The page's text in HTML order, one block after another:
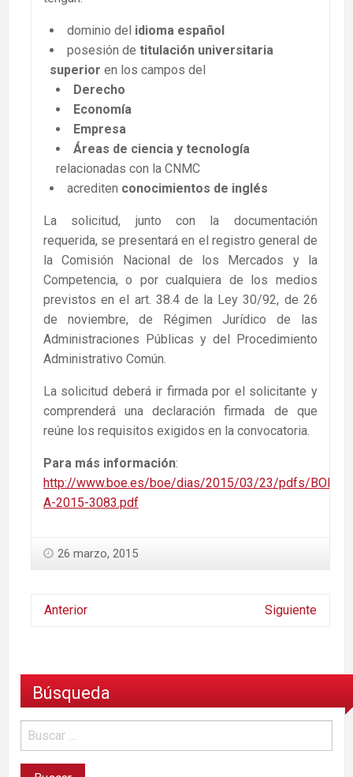
dominio del idioma español
posesión de titulación universitaria
superior en los campos del
Derecho
Economía
Empresa
Áreas de ciencia y tecnología
relacionadas con la CNMC
acrediten conocimientos de inglés
La solicitud, junto con la documentación
requerida, se presentará en el registro general de
la Comisión Nacional de los Mercados y la
Competencia, o por cualquiera de los medios
previstos en el art. 38.4 de la Ley 30/92, de 26
de noviembre, de Régimen Jurídico de las
Administraciones Públicas y del Procedimiento
Administrativo Común.
La solicitud deberá ir firmada por el solicitante y
comprenderá una declaración firmada de que
reúne los requisitos exigidos en la convocatoria.
Para más información:
http://www.boe.es/boe/dias/2015/03/23/pdfs/BOE-
A-2015-3083.pdf
26 marzo, 2015
Anterior Siguiente
Búsqueda